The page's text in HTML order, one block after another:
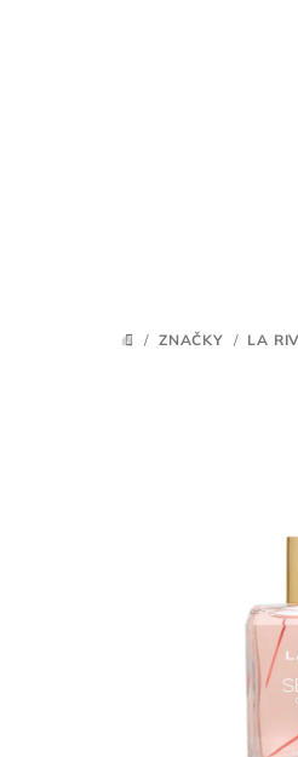
DOMOV
/ ZNAČKY / LA